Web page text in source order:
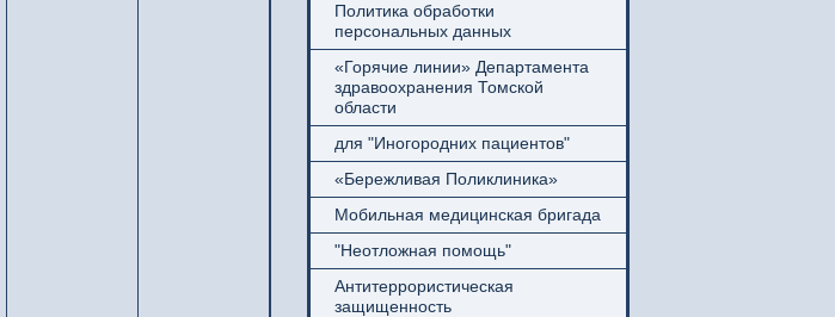
Политика обработки
персональных данных
«Горячие линии» Департамента
здравоохранения Томской
области
для "Иногородних пациентов"
«Бережливая Поликлиника»
Мобильная медицинская бригада
"Неотложная помощь"
Антитеррористическая
защищенность